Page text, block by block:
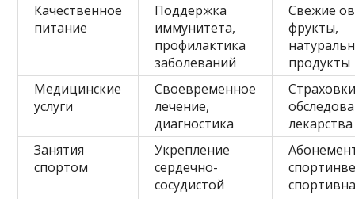
Качественное
питание
Поддержка
иммунитета,
профилактика
заболеваний
Свежие
фрукты,
продукты
Медицинские
услуги
Своевременное
лечение,
диагностика
лекарства
Занятия
спортом
Укрепление
сердечно-
сосудистой